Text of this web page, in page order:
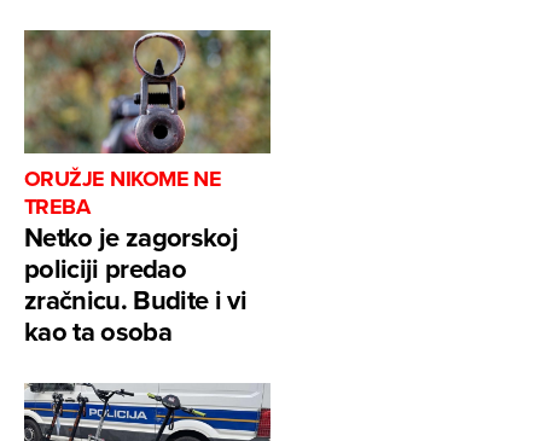
ORUŽJE NIKOME NE
TREBA
Netko je zagorskoj
policiji predao
zračnicu. Budite i vi
kao ta osoba